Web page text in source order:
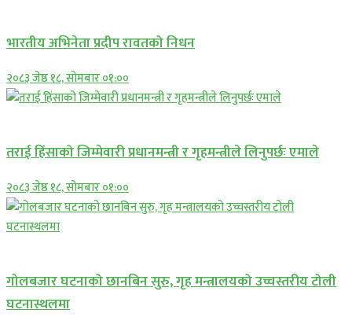
भारतीय अभिनेता प्रदीप रावतको निधन
२०८३ जेष्ठ १८, सोमबार ०१:००
तराई हिंसाको जिम्मेवारी प्रधानमन्त्री र गृहमन्त्रीले लिनुपर्छः एमाले
२०८३ जेष्ठ १८, सोमबार ०१:००
गोलबजार घटनाको छानबिन सुरु, गृह मन्त्रालयको उच्चस्तरीय टोली
घटनास्थलमा